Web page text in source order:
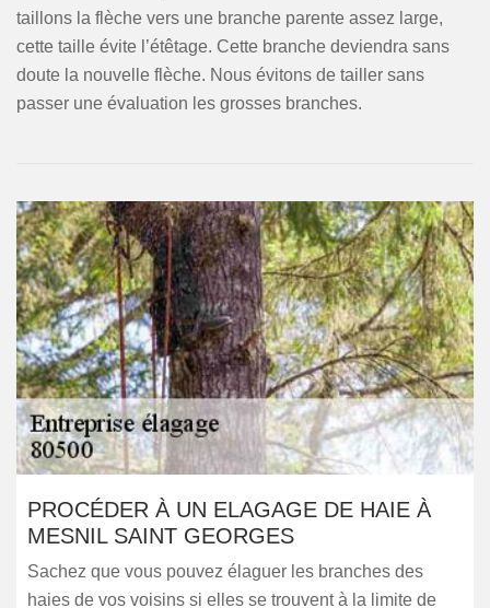
taillons la flèche vers une branche parente assez large,
cette taille évite l’étêtage. Cette branche deviendra sans
doute la nouvelle flèche. Nous évitons de tailler sans
passer une évaluation les grosses branches.
PROCÉDER À UN ELAGAGE DE HAIE À
MESNIL SAINT GEORGES
Sachez que vous pouvez élaguer les branches des
haies de vos voisins si elles se trouvent à la limite de